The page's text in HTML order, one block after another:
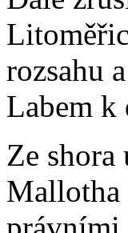
rozsahu
Labem k
Ze
Mallotha